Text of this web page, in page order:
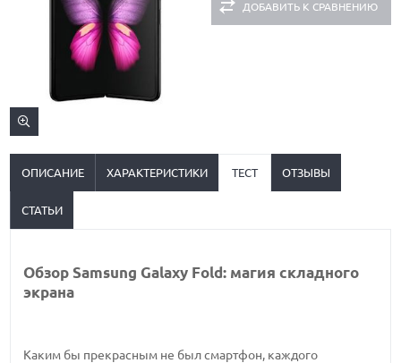
ДОБАВИТЬ К СРАВНЕНИЮ
ОПИСАНИЕ ХАРАКТЕРИСТИКИ ТЕСТ ОТЗЫВЫ
СТАТЬИ
Обзор Samsung Galaxy Fold: магия складного
экрана
Каким бы прекрасным не был смартфон, каждого